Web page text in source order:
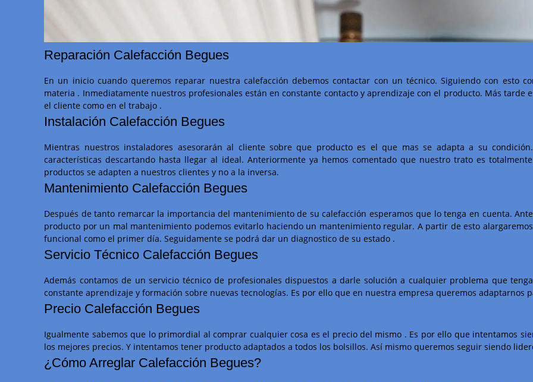
Reparación Calefacción Begues
En un inicio cuando queremos reparar nuestra calefacción debemos contactar con un técnico. Siguiendo con esto
materia . Inmediatamente nuestros profesionales están en constante contacto y aprendizaje con el producto. Más tarde
el cliente como en el trabajo .
Instalación Calefacción Begues
Mientras nuestros instaladores asesorarán al cliente sobre que producto es el que mas se adapta a su
características descartando hasta llegar al ideal. Anteriormente ya hemos comentado que nuestro trato es
productos se adapten a nuestros clientes y no a la inversa.
Mantenimiento Calefacción Begues
Después de tanto remarcar la importancia del mantenimiento de su calefacción esperamos que lo tenga en cuenta.
producto por un mal mantenimiento podemos evitarlo haciendo un mantenimiento regular. A partir de esto
funcional como el primer día. Seguidamente se podrá dar un diagnostico de su estado .
Servicio Técnico Calefacción Begues
Además contamos de un servicio técnico de profesionales dispuestos a darle solución a cualquier problema que
constante aprendizaje y formación sobre nuevas tecnologías. Es por ello que en nuestra empresa queremos adaptarnos
Precio Calefacción Begues
Igualmente sabemos que lo primordial al comprar cualquier cosa es el precio del mismo . Es por ello que intentamos
los mejores precios. Y intentamos tener producto adaptados a todos los bolsillos. Así mismo queremos seguir siendo
¿Cómo Arreglar Calefacción Begues?